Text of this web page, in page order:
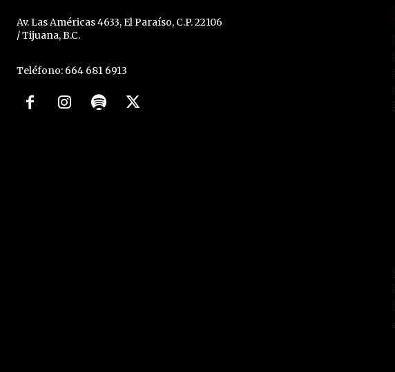
Av. Las Américas 4633, El Paraíso, C.P. 22106
/ Tijuana, B.C.
Teléfono: 664 681 6913